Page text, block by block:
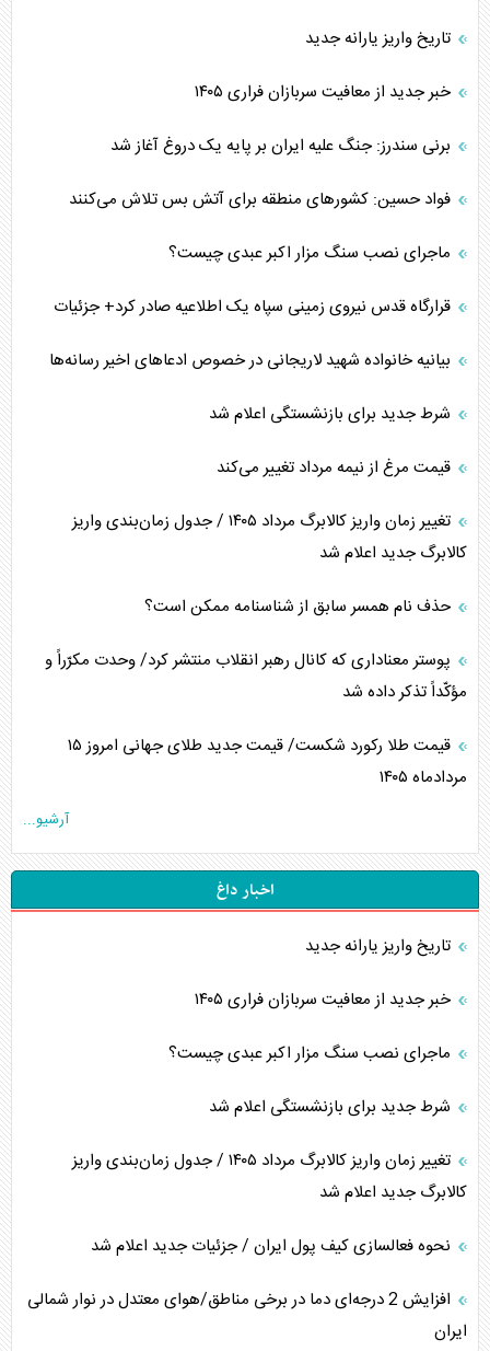
تاریخ واریز یارانه جدید
خبر جدید از معافیت سربازان فراری ۱۴۰۵
برنی سندرز: جنگ علیه ایران بر پایه یک دروغ آغاز شد
فواد حسین: کشورهای منطقه برای آتش بس تلاش می‌کنند
ماجرای نصب سنگ مزار اکبر عبدی چیست؟
قرارگاه قدس نیروی زمینی سپاه یک اطلاعیه صادر کرد+ جزئیات
بیانیه خانواده شهید لاریجانی در خصوص ادعاهای اخیر رسانه‌ها
شرط جدید برای بازنشستگی اعلام شد
قیمت مرغ از نیمه مرداد تغییر می‌کند
تغییر زمان واریز کالابرگ مرداد ۱۴۰۵ / جدول زمان‌بندی واریز
کالابرگ جدید اعلام شد
حذف نام همسر سابق از شناسنامه ممکن است؟
پوستر معناداری که کانال رهبر انقلاب منتشر کرد/ وحدت مکرّراً و
مؤکّداً تذکر داده شد
قیمت طلا رکورد شکست/ قیمت جدید طلای جهانی امروز ۱۵
مردادماه ۱۴۰۵
آرشیو...
اخبار داغ
تاریخ واریز یارانه جدید
خبر جدید از معافیت سربازان فراری ۱۴۰۵
ماجرای نصب سنگ مزار اکبر عبدی چیست؟
شرط جدید برای بازنشستگی اعلام شد
تغییر زمان واریز کالابرگ مرداد ۱۴۰۵ / جدول زمان‌بندی واریز
کالابرگ جدید اعلام شد
نحوه فعالسازی کیف پول ایران / جزئیات جدید اعلام شد
افزایش 2 درجه‌ای دما در برخی مناطق/هوای معتدل در نوار شمالی
ایران